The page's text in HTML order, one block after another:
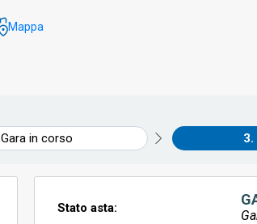
Mappa
Gara in corso
Stato asta: